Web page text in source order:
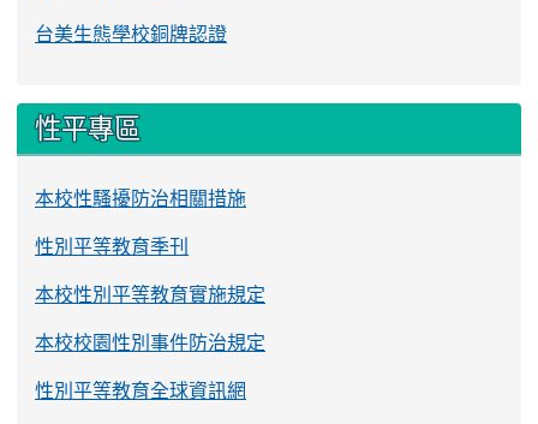
台美生態學校銅牌認證
性平專區
本校性騷擾防治相關措施
性別平等教育季刊
本校性別平等教育實施規定
本校校園性別事件防治規定
性別平等教育全球資訊網